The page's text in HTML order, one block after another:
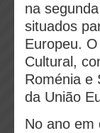
na
situados
Europeu.
Cultural,
Roménia e
da União
No ano em